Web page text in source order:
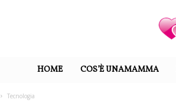
HOME COS’È UNAMAMMA
Tecnologia